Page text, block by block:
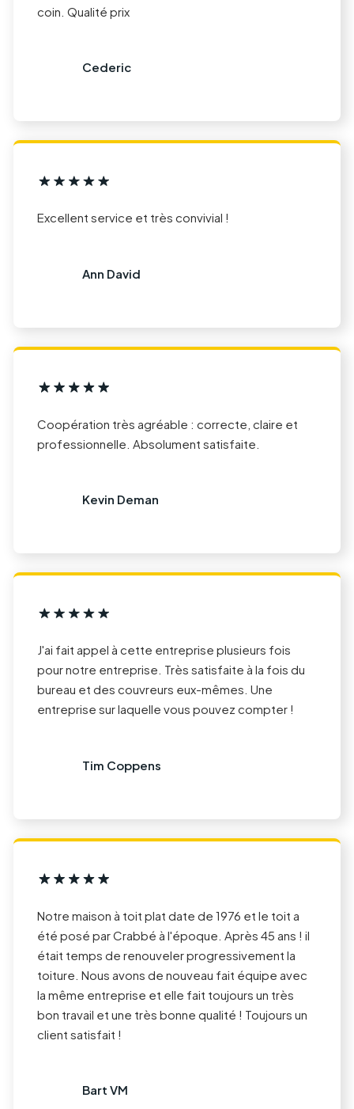
coin. Qualité prix
Cederic
Excellent service et très convivial !
Ann David
Coopération très agréable : correcte, claire et
professionnelle. Absolument satisfaite.
Kevin Deman
J'ai fait appel à cette entreprise plusieurs fois
pour notre entreprise. Très satisfaite à la fois du
bureau et des couvreurs eux-mêmes. Une
entreprise sur laquelle vous pouvez compter !
Tim Coppens
Notre maison à toit plat date de 1976 et le toit a
été posé par Crabbé à l'époque. Après 45 ans ! il
était temps de renouveler progressivement la
toiture. Nous avons de nouveau fait équipe avec
la même entreprise et elle fait toujours un très
bon travail et une très bonne qualité ! Toujours un
client satisfait !
Bart VM